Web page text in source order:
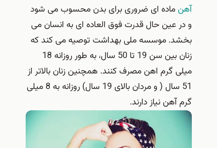
آهن ماده ای ضروری برای بدن محسوب می شود
و در عین حال قدرت فوق العاده ای به انسان می
بخشد. موسسه ملی بهداشت توصیه می کند که
زنان بین سن 19 تا 50 سال، به طور روزانه 18
میلی گرم اهن مصرف کنند. همچنین زنان بالاتر از
51 سال ( و مردان بالای 19 سال) روزانه به 8 میلی
گرم آهن نیاز دارند.